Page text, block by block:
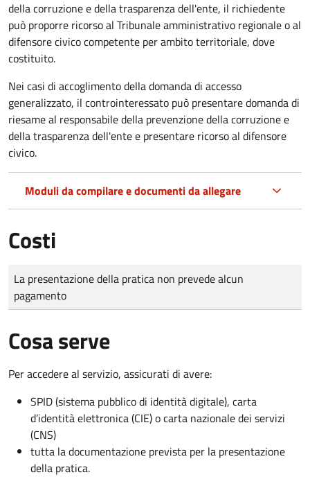
della corruzione e della trasparenza dell'ente, il richiedente
può proporre ricorso al Tribunale amministrativo regionale o al
difensore civico competente per ambito territoriale, dove
costituito.
Nei casi di accoglimento della domanda di accesso
generalizzato, il controinteressato può presentare domanda di
riesame al responsabile della prevenzione della corruzione e
della trasparenza dell'ente e presentare ricorso al difensore
civico.
Moduli da compilare e documenti da allegare
Costi
Tipo di pagamento
Importo
La presentazione della pratica non prevede alcun
pagamento
Cosa serve
Per accedere al servizio, assicurati di avere:
SPID (sistema pubblico di identità digitale), carta
d’identità elettronica (CIE) o carta nazionale dei servizi
(CNS)
tutta la documentazione prevista per la presentazione
della pratica.